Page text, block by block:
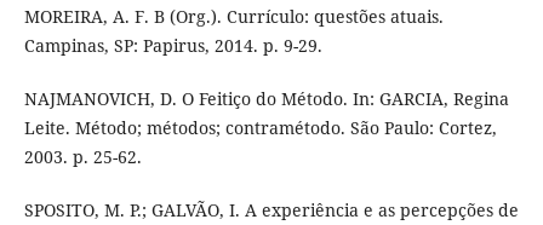
MOREIRA, A. F. B (Org.). Currículo: questões atuais.
Campinas, SP: Papirus, 2014. p. 9-29.
NAJMANOVICH, D. O Feitiço do Método. In: GARCIA, Regina
Leite. Método; métodos; contramétodo. São Paulo: Cortez,
2003. p. 25-62.
SPOSITO, M. P.; GALVÃO, I. A experiência e as percepções de